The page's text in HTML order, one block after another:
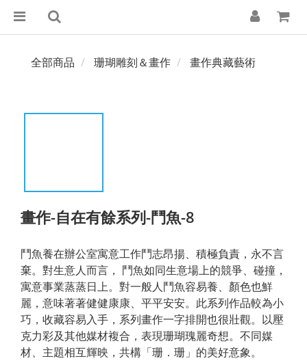
全部商品 珊瑚雕刻＆畫作 畫作典藏藝術
畫作-自在有餘系列-鬥魚-8
鬥魚養在辦公室寓意工作鬥志昂揚、積極負責，永不言
棄。對生意人而言， 鬥魚如同生意場上的競爭、碰撞，
寓意事業蒸蒸日上。對一般人鬥魚容易養、顏色也鮮
麗，意味著著健健康康、平平安安。此系列作品較為小
巧，收藏容易入手，系列畫作一字排開也很壯觀。以壓
克力彩及其他媒材複合，表現珊瑚瑰麗奇想。不同媒
材、主題相互輝映，共構「珊．珊」的美好意象。